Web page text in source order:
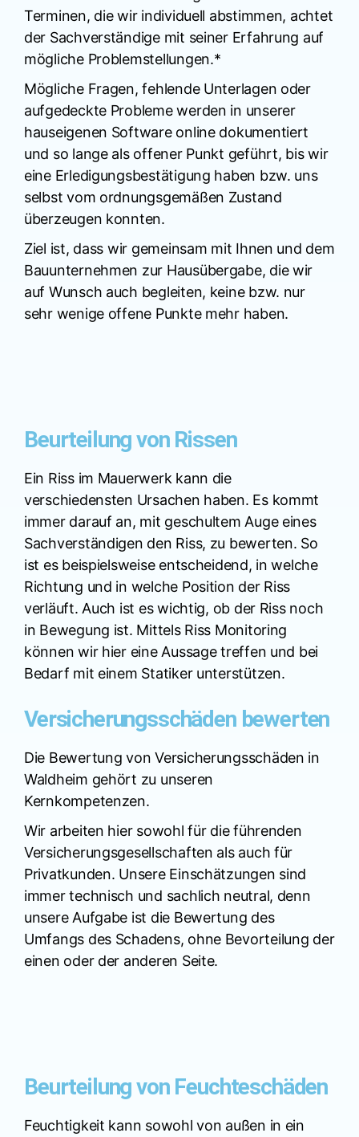
Terminen, die wir individuell abstimmen, achtet
der Sachverständige mit seiner Erfahrung auf
mögliche Problemstellungen.*
Mögliche Fragen, fehlende Unterlagen oder
aufgedeckte Probleme werden in unserer
hauseigenen Software online dokumentiert
und so lange als offener Punkt geführt, bis wir
eine Erledigungsbestätigung haben bzw. uns
selbst vom ordnungsgemäßen Zustand
überzeugen konnten.
Ziel ist, dass wir gemeinsam mit Ihnen und dem
Bauunternehmen zur Hausübergabe, die wir
auf Wunsch auch begleiten, keine bzw. nur
sehr wenige offene Punkte mehr haben.
Beurteilung von Rissen
Ein Riss im Mauerwerk kann die
verschiedensten Ursachen haben. Es kommt
immer darauf an, mit geschultem Auge eines
Sachverständigen den Riss, zu bewerten. So
ist es beispielsweise entscheidend, in welche
Richtung und in welche Position der Riss
verläuft. Auch ist es wichtig, ob der Riss noch
in Bewegung ist. Mittels Riss Monitoring
können wir hier eine Aussage treffen und bei
Bedarf mit einem Statiker unterstützen.
Versicherungsschäden bewerten
Die Bewertung von Versicherungsschäden in
Waldheim gehört zu unseren
Kernkompetenzen.
Wir arbeiten hier sowohl für die führenden
Versicherungsgesellschaften als auch für
Privatkunden. Unsere Einschätzungen sind
immer technisch und sachlich neutral, denn
unsere Aufgabe ist die Bewertung des
Umfangs des Schadens, ohne Bevorteilung der
einen oder der anderen Seite.
Beurteilung von Feuchteschäden
Feuchtigkeit kann sowohl von außen in ein